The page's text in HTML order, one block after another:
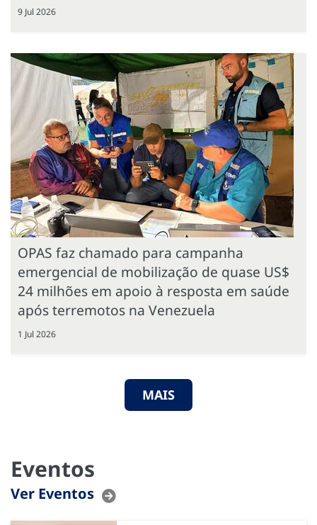
9 Jul 2026
OPAS faz chamado para campanha
emergencial de mobilização de quase US$
24 milhões em apoio à resposta em saúde
após terremotos na Venezuela
1 Jul 2026
MAIS
Eventos
Ver Eventos